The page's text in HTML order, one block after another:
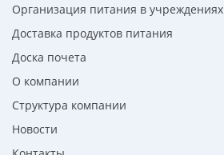
Организация питания в учреждениях
Доставка продуктов питания
Доска почета
О компании
Структура компании
Новости